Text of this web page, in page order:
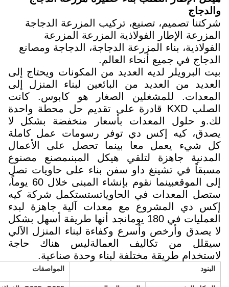
والدجاج
شركتنا تصميم، تصنيع، تركيب المزرعة الدجاجة
المزرعة الإطار الفولاذية المزرعة المزرعة
الفولاذية، بناء المزرعة الدجاجة، الدجاجة ومصانع
الدجاج في جميع أنحاء العالم.
بيت البرويلر لديه العديد من المكونات ويحتاج إلى
العديد من العديد من البائعين لبناء المنزل إلى
المعدات. للمشغلين الصغار هو كابوس. كانت
الصلب KXD قادرة على تقديم حل محطة واحدة
لك.و حلول المعدات بأسعار منخفضة بشكل لا
يصدق، كيه إكس دي توفر رسومات عمل كاملة
كل شيء يعمل معا بينما تحصل على الأعمال
المدنية جاهزة لتلقي هيكل المبنىمصنع مصنوع
مسبقاً في تشينغ داو سفن بناء على حاويات تصل
إلى الموقعبينما نقوم بإنشاء المبنى خلال 60 يوماً،
ستصل المعدات في الحاوياتستستكمل شركة كيه
إكس دي المشروع مع معدات آلية جاهزة لبدء
العمليات في 180 يومانجد أنها طريقة أسهل بشكل
لا يصدق وأرخص وأسرع وكفاءة لبناء المنزل الآلي
سيقلل من تكاليف العمالةليس هناك حاجة
لاستخدام طريقة مختلفة لبناء وحدة صناعية.
البنود المواصفات